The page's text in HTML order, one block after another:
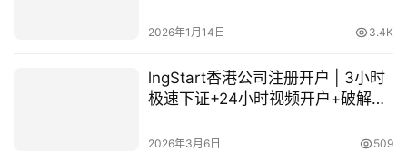
2026年1月14日 3.4K
lngStart香港公司注册开户 | 3小时
极速下证+24小时视频开户+破解跨
2026年3月6日 509